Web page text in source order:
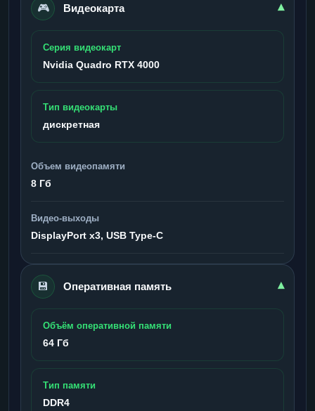
🎮 Видеокарта ▾
Серия видеокарт
Nvidia Quadro RTX 4000
Тип видеокарты
дискретная
Объем видеопамяти
8 Гб
Видео-выходы
DisplayPort x3, USB Type-C
💾 Оперативная память ▾
Объём оперативной памяти
64 Гб
Тип памяти
DDR4